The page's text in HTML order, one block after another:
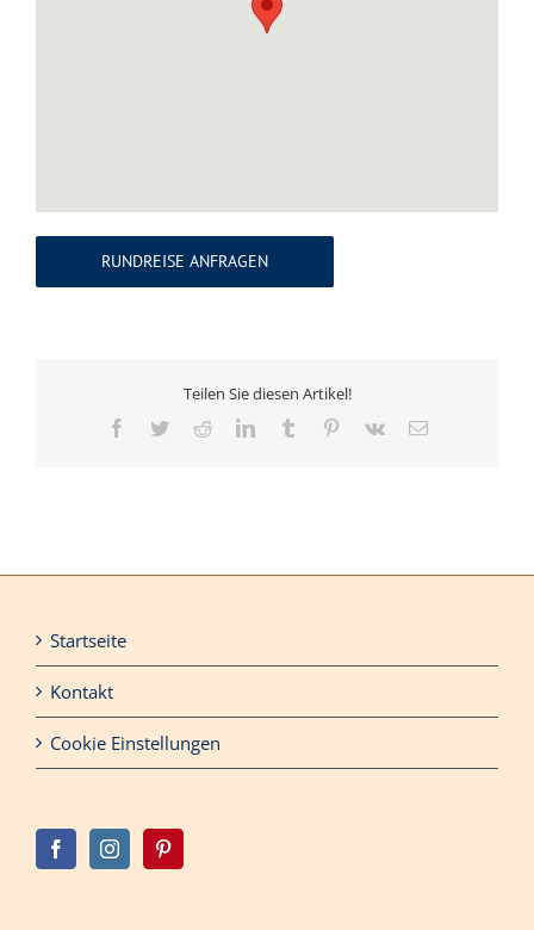
RUNDREISE ANFRAGEN
Teilen Sie diesen Artikel!
Facebook
TwitterRedditLinkedInTumblr Pinterest
Vk
E-
Startseite
Kontakt
Cookie Einstellungen